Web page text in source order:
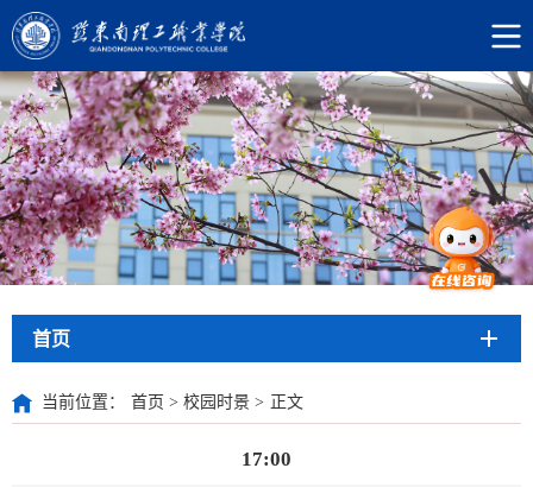
首页
当前位置： 首页 > 校园时景 > 正文
17:00